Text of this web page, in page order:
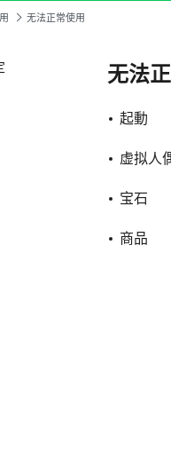
无法正常使用
无法
起動
虚拟人
宝石
商品